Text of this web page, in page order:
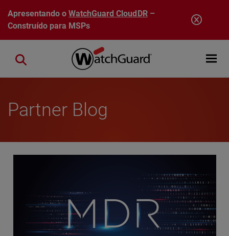
Pular para o conteúdo principal
Apresentando oWatchGuard CloudDR–
Construído para MSPs
Open
Close search
Partner Blog